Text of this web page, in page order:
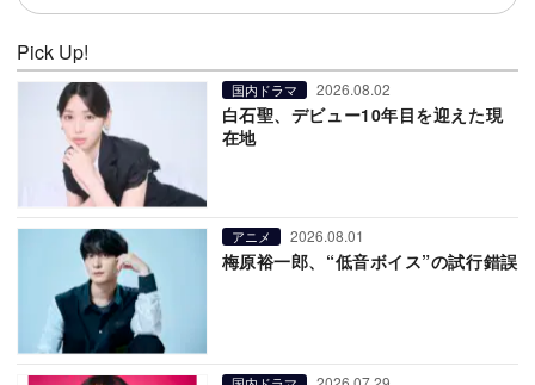
Pick Up!
国内ドラマ 2026.08.02
白石聖、デビュー10年目を迎えた現
在地
アニメ 2026.08.01
梅原裕一郎、“低音ボイス”の試行錯誤